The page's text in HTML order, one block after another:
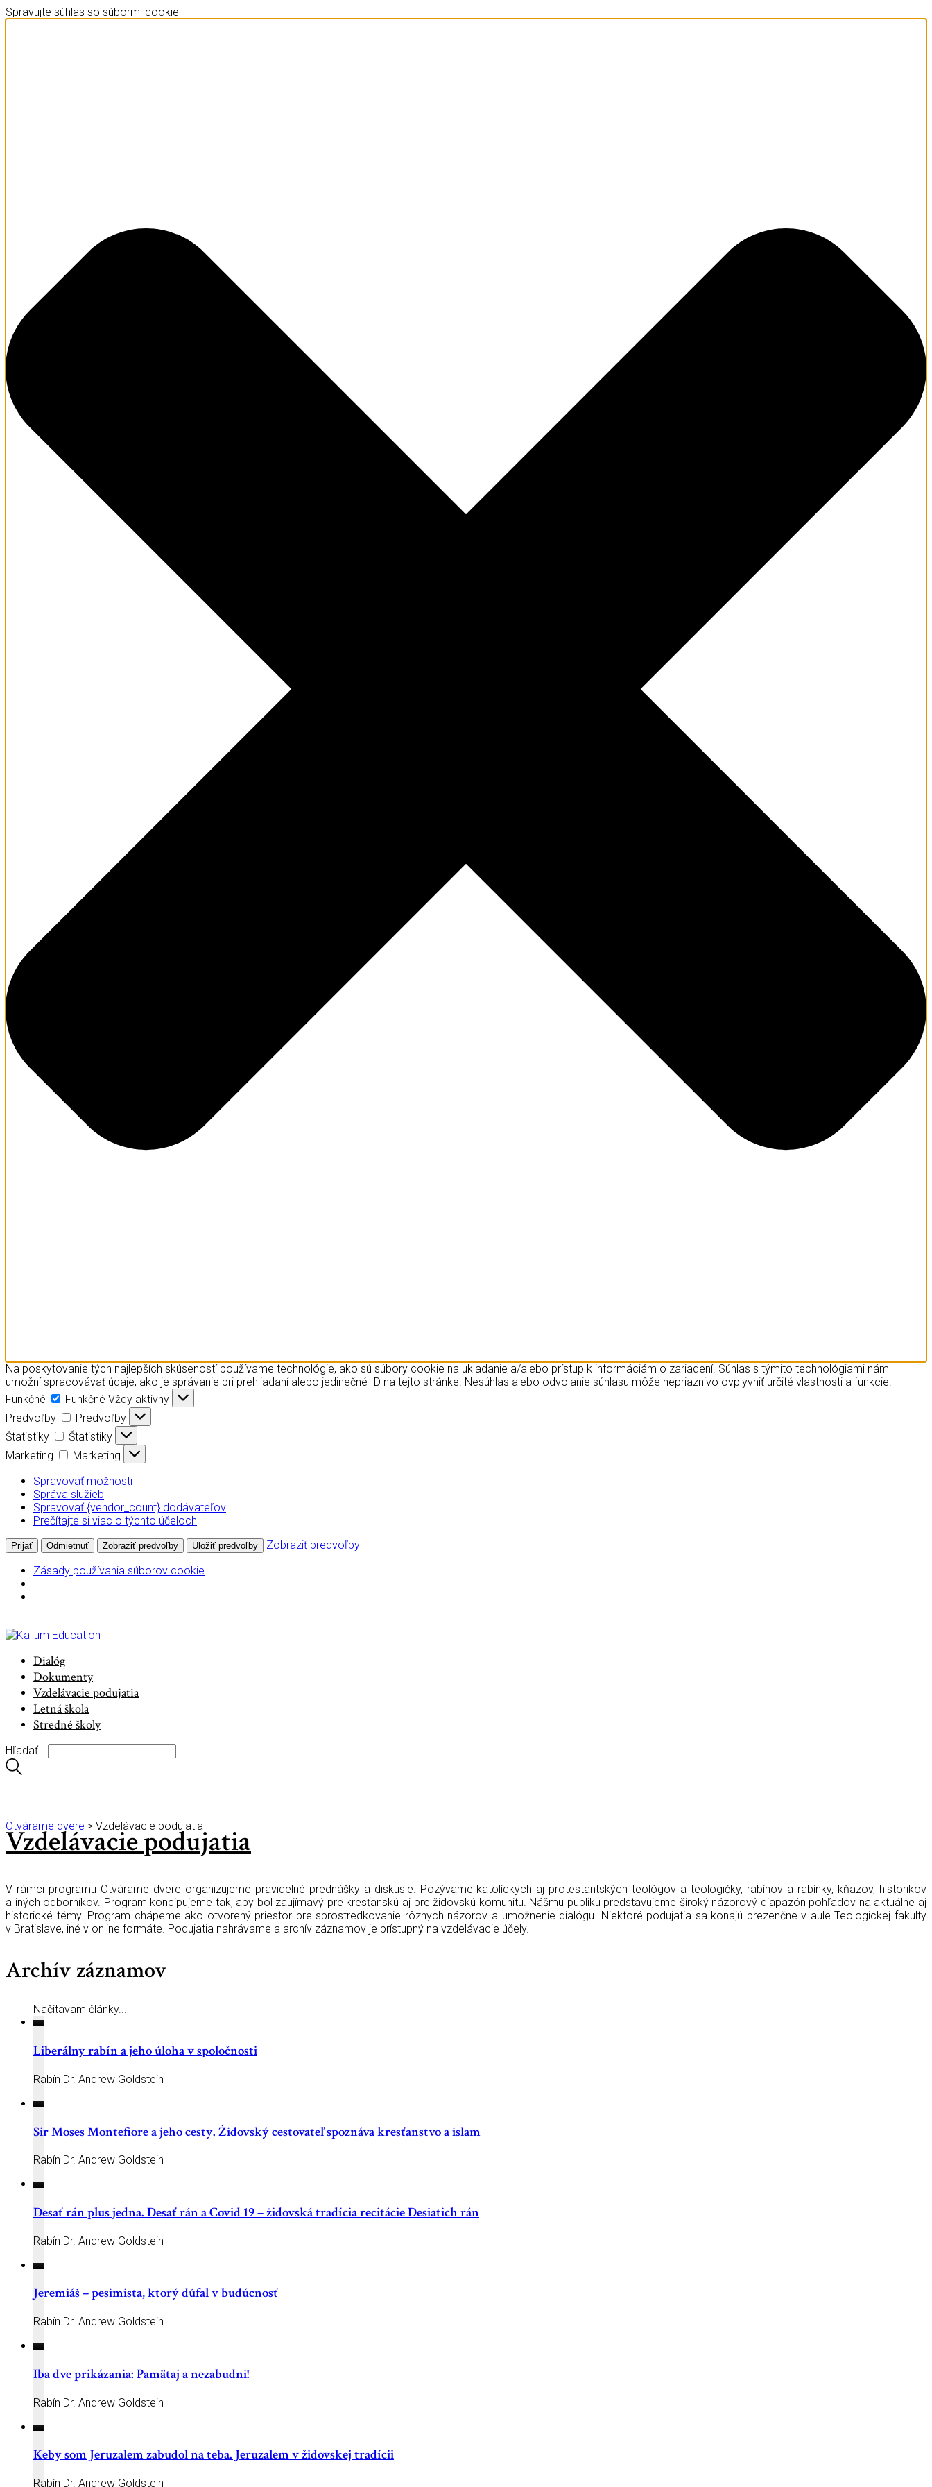
Spravujte súhlas so súbormi cookie
Na poskytovanie tých najlepších skúseností používame technológie, ako sú súbory cookie na ukladanie a/alebo prístup k informáciám o zariadení. Súhlas s týmito technológiami nám
umožní spracovávať údaje, ako je správanie pri prehliadaní alebo jedinečné ID na tejto stránke. Nesúhlas alebo odvolanie súhlasu môže nepriaznivo ovplyvniť určité vlastnosti a funkcie.
Funkčné
Funkčné Vždy aktívny
Predvoľby
Predvoľby
Štatistiky
Štatistiky
Marketing
Marketing
Spravovať možnosti
Správa služieb
Spravovať {vendor_count} dodávateľov
Prečítajte si viac o týchto účeloch
Prijať Odmietnuť Zobraziť predvoľby Uložiť predvoľby
Zobraziť predvoľby
Zásady používania súborov cookie
Dialóg
Dokumenty
Vzdelávacie podujatia
Letná škola
Stredné školy
Hľadať…
Otvárame dvere > Vzdelávacie podujatia
Vzdelávacie podujatia
V rámci programu Otvárame dvere organizujeme pravidelné prednášky a diskusie. Pozývame katolíckych aj protestantských teológov a teologičky, rabínov a rabínky, kňazov, historikov
a iných odborníkov. Program koncipujeme tak, aby bol zaujímavý pre kresťanskú aj pre židovskú komunitu. Nášmu publiku predstavujeme široký názorový diapazón pohľadov na aktuálne aj
historické témy. Program chápeme ako otvorený priestor pre sprostredkovanie rôznych názorov a umožnenie dialógu. Niektoré podujatia sa konajú prezenčne v aule Teologickej fakulty
v Bratislave, iné v online formáte. Podujatia nahrávame a archív záznamov je prístupný na vzdelávacie účely.
Archív záznamov
Načítavam články...
Liberálny rabín a jeho úloha v spoločnosti
Rabín Dr. Andrew Goldstein
Sir Moses Montefiore a jeho cesty. Židovský cestovateľ spoznáva kresťanstvo a islam
Rabín Dr. Andrew Goldstein
Desať rán plus jedna. Desať rán a Covid 19 – židovská tradícia recitácie Desiatich rán
Rabín Dr. Andrew Goldstein
Jeremiáš – pesimista, ktorý dúfal v budúcnosť
Rabín Dr. Andrew Goldstein
Iba dve prikázania: Pamätaj a nezabudni!
Rabín Dr. Andrew Goldstein
Keby som Jeruzalem zabudol na teba. Jeruzalem v židovskej tradícii
Rabín Dr. Andrew Goldstein